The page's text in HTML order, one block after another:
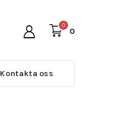
0
0
Kontakta oss